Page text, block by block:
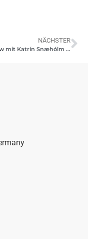
NÄCHSTER
Interview mit Katrín Snæhólm Baldursdóttir (Isländische Künstlerin) | Pashmin Art Gallery Hamburg | Oktober 2020